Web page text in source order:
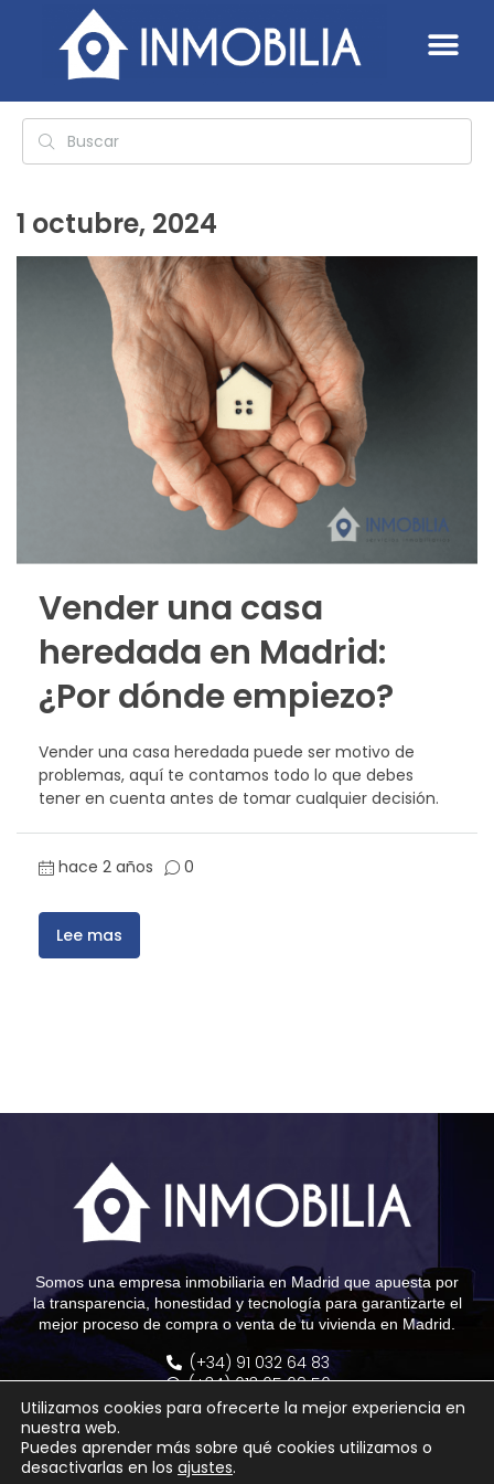
1 octubre, 2024
Vender una casa
heredada en Madrid:
¿Por dónde empiezo?
Vender una casa heredada puede ser motivo de
problemas, aquí te contamos todo lo que debes
tener en cuenta antes de tomar cualquier decisión.
hace 2 años 0
Lee mas
Somos una empresa inmobiliaria en Madrid que apuesta por
la transparencia, honestidad y tecnología para garantizarte el
mejor proceso de compra o venta de tu vivienda en Madrid.
(+34) 91 032 64 83
(+34) 613 65 69 56
info@grupoinmobilia.com
Calle Montesa, 23 - 28006 Madrid
Calle Ayala, 138 - 28006 Madrid
Utilizamos cookies para ofrecerte la mejor experiencia en
nuestra web.
Puedes aprender más sobre qué cookies utilizamos o
desactivarlas en los ajustes.